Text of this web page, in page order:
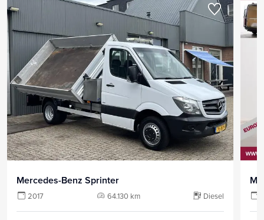
Mercedes-Benz Sprinter
2017 64.130 km Diesel